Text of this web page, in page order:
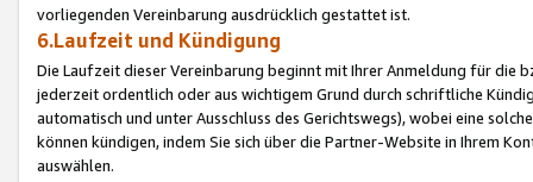
vorliegenden Vereinbarung ausdrücklich gestattet ist.
6.Laufzeit und Kündigung
Die Laufzeit dieser Vereinbarung beginnt mit Ihrer Anmeldung für die
jederzeit ordentlich oder aus wichtigem Grund durch schriftliche
automatisch und unter Ausschluss des Gerichtswegs), wobei eine
können kündigen, indem Sie sich über die Partner-Website in Ihrem
auswählen.